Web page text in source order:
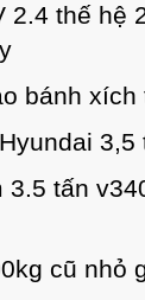
2.4 thế hệ
bánh xích
3,5
3.5 tấn
cũ nhỏ